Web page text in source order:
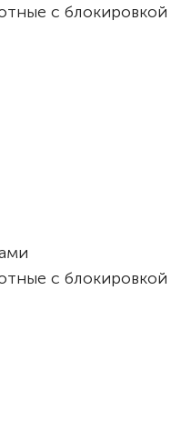
с блокировкой
с блокировкой